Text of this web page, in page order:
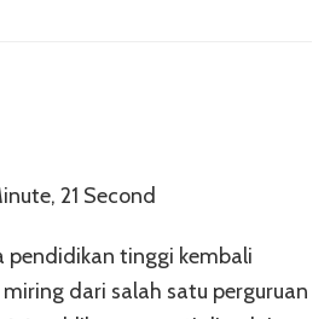
21 Second
pendidikan tinggi kembali
dari salah satu perguruan